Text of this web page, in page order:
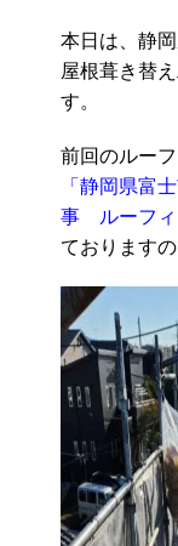
本日は、静
屋根葺き替
す。
前回のルー
「静岡県
事 ルーフィ
ております